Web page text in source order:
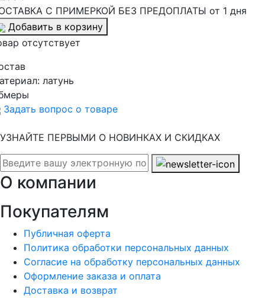
С ПРИМЕРКОЙ БЕЗ ПРЕДОПЛАТЫ от 1 дня
Добавить в корзину
отсутствует
латунь
Задать вопрос о товаре
УЗНАЙТЕ ПЕРВЫМИ О НОВИНКАХ И СКИДКАХ
О компании
Покупателям
Публичная оферта
Политика обработки персональных данных
Согласие на обработку персональных данных
Оформление заказа и оплата
Доставка и возврат